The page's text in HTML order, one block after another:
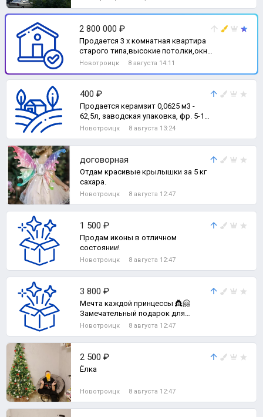
квартира
2 800 000 ₽
Продается 3 х комнатная квартира
старого типа,высокие потолки,окна
НОВЫЕ пластиковые,трубы
Новотроицк 8 августа 14:11
400 ₽
Продается керамзит 0,0625 м3 -
62,5л, заводская упаковка, фр. 5-10
(500р) и 10-20
Новотроицк 8 августа 13:24
договорная
Отдам красивые крылышки за 5 кг
сахара.
Новотроицк 8 августа 12:47
1 500 ₽
Продам иконы в отличном
состоянии!
Новотроицк 8 августа 12:47
3 800 ₽
Мечта каждой принцессы 👸🤗
Замечательный подарок для
девочки!
Новотроицк 8 августа 12:47
2 500 ₽
Ёлка
Новотроицк 8 августа 12:47